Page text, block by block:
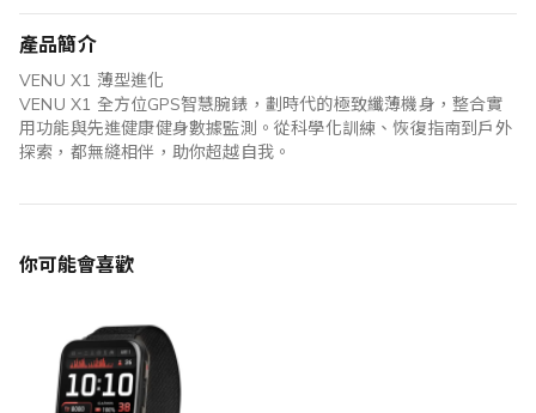
產品簡介
VENU X1 薄型進化
VENU X1 全方位GPS智慧腕錶，劃時代的極致纖薄機身，整合實
用功能與先進健康健身數據監測。從科學化訓練、恢復指南到戶外
探索，都無縫相伴，助你超越自我。
你可能會喜歡